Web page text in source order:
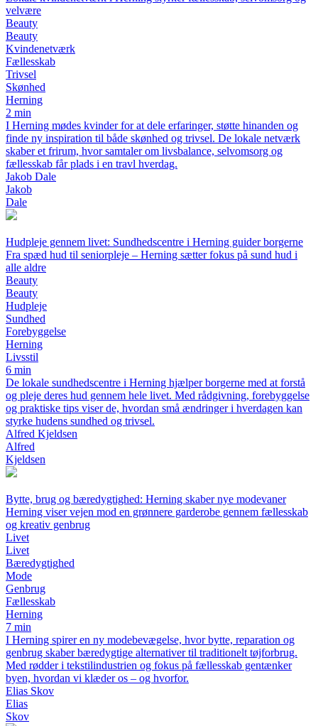
velvære
Beauty
Beauty
Kvindenetværk
Fællesskab
Trivsel
Skønhed
Herning
2 min
I Herning mødes kvinder for at dele erfaringer, støtte hinanden og
finde ny inspiration til både skønhed og trivsel. De lokale netværk
skaber et frirum, hvor samtaler om livsbalance, selvomsorg og
fællesskab får plads i en travl hverdag.
Jakob Dale
Jakob
Dale
Hudpleje gennem livet: Sundhedscentre i Herning guider borgerne
Fra spæd hud til seniorpleje – Herning sætter fokus på sund hud i
alle aldre
Beauty
Beauty
Hudpleje
Sundhed
Forebyggelse
Herning
Livsstil
6 min
De lokale sundhedscentre i Herning hjælper borgerne med at forstå
og pleje deres hud gennem hele livet. Med rådgivning, forebyggelse
og praktiske tips viser de, hvordan små ændringer i hverdagen kan
styrke hudens sundhed og trivsel.
Alfred Kjeldsen
Alfred
Kjeldsen
Bytte, brug og bæredygtighed: Herning skaber nye modevaner
Herning viser vejen mod en grønnere garderobe gennem fællesskab
og kreativ genbrug
Livet
Livet
Bæredygtighed
Mode
Genbrug
Fællesskab
Herning
7 min
I Herning spirer en ny modebevægelse, hvor bytte, reparation og
genbrug skaber bæredygtige alternativer til traditionelt tøjforbrug.
Med rødder i tekstilindustrien og fokus på fællesskab gentænker
byen, hvordan vi klæder os – og hvorfor.
Elias Skov
Elias
Skov